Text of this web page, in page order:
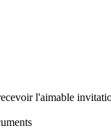
l'aimable